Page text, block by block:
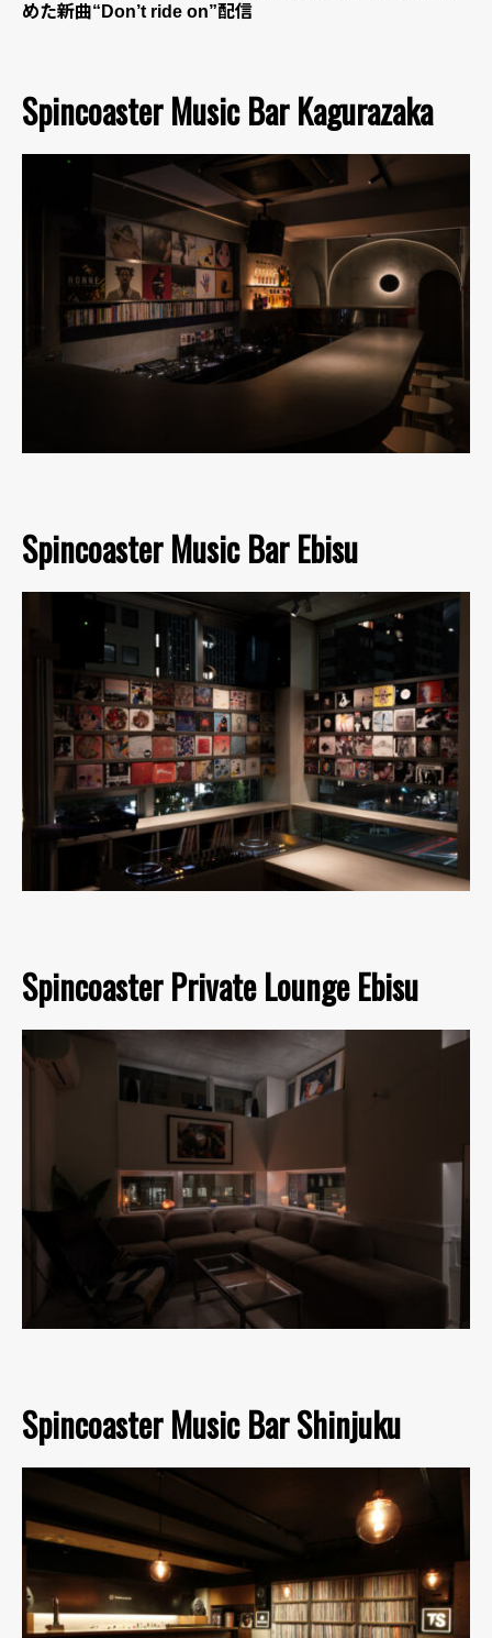
めた新曲“Don’t ride on”配信
Spincoaster Music Bar Kagurazaka
Spincoaster Music Bar Ebisu
Spincoaster Private Lounge Ebisu
Spincoaster Music Bar Shinjuku